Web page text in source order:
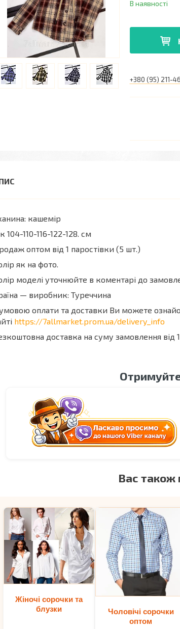
В наявності
+380 (95) 211-
кашемір
104-110-116-122-128. см
оптом від 1 паростівки (5 шт.)
як на фото.
моделі уточнюйте в коментарі до
— виробник: Туреччина
оплати та доставки Ви можете
https://7allmarket.prom.ua/delivery_info
доставка на суму замовлення від
Вас також
Жіночі сорочки та
блузки
Чоловічі сорочки
оптом